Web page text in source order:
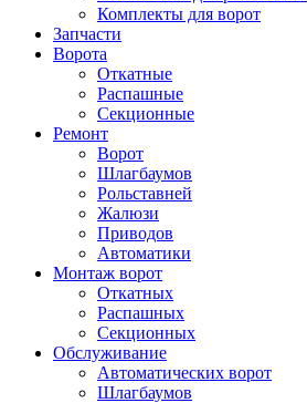
Комплекты для ворот
Запчасти
Ворота
Откатные
Распашные
Секционные
Ремонт
Ворот
Шлагбаумов
Рольставней
Жалюзи
Приводов
Автоматики
Монтаж ворот
Откатных
Распашных
Секционных
Обслуживание
Автоматических ворот
Шлагбаумов